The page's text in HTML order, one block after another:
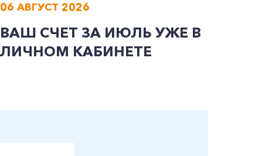
06 АВГУСТ 2026
ВАШ СЧЕТ ЗА ИЮЛЬ УЖЕ В
ЛИЧНОМ КАБИНЕТЕ